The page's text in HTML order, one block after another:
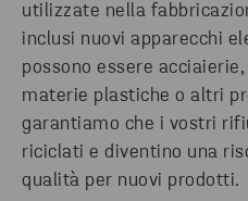
utilizzate nella
inclusi nuovi apparecchi
possono essere
materie plastiche o altri
garantiamo che i vostri
riciclati e diventino una
qualità per nuovi prodotti.